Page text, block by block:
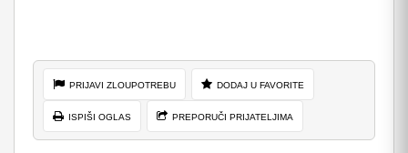
PRIJAVI ZLOUPOTREBU DODAJ U FAVORITE
ISPIŠI OGLAS PREPORUČI PRIJATELJIMA